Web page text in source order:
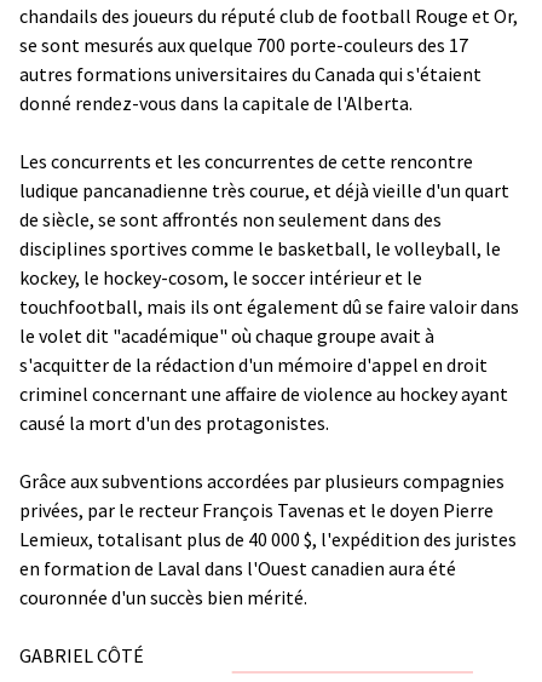
chandails des joueurs du réputé club de football Rouge et Or,
se sont mesurés aux quelque 700 porte-couleurs des 17
autres formations universitaires du Canada qui s'étaient
donné rendez-vous dans la capitale de l'Alberta.
Les concurrents et les concurrentes de cette rencontre
ludique pancanadienne très courue, et déjà vieille d'un quart
de siècle, se sont affrontés non seulement dans des
disciplines sportives comme le basketball, le volleyball, le
kockey, le hockey-cosom, le soccer intérieur et le
touchfootball, mais ils ont également dû se faire valoir dans
le volet dit "académique" où chaque groupe avait à
s'acquitter de la rédaction d'un mémoire d'appel en droit
criminel concernant une affaire de violence au hockey ayant
causé la mort d'un des protagonistes.
Grâce aux subventions accordées par plusieurs compagnies
privées, par le recteur François Tavenas et le doyen Pierre
Lemieux, totalisant plus de 40 000 $, l'expédition des juristes
en formation de Laval dans l'Ouest canadien aura été
couronnée d'un succès bien mérité.
GABRIEL CÔTÉ